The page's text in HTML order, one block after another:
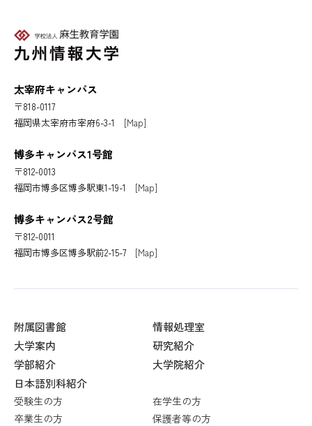
太宰府キャンパス
〒818-0117
福岡県太宰府市宰府6-3-1 [Map]
博多キャンパス1号館
〒812-0013
福岡市博多区博多駅東1-19-1 [Map]
博多キャンパス2号館
〒812-0011
福岡市博多区博多駅前2-15-7 [Map]
附属図書館
情報処理室
大学案内
研究紹介
学部紹介
大学院紹介
日本語別科紹介
受験生の方
在学生の方
卒業生の方
保護者等の方